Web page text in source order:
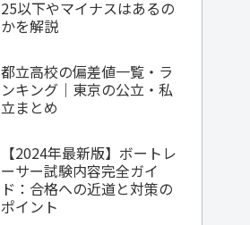
25以下やマイナスはあるの
かを解説
都立高校の偏差値一覧・ラ
ンキング｜東京の公立・私
立まとめ
【2024年最新版】ボートレ
ーサー試験内容完全ガイ
ド：合格への近道と対策の
ポイント